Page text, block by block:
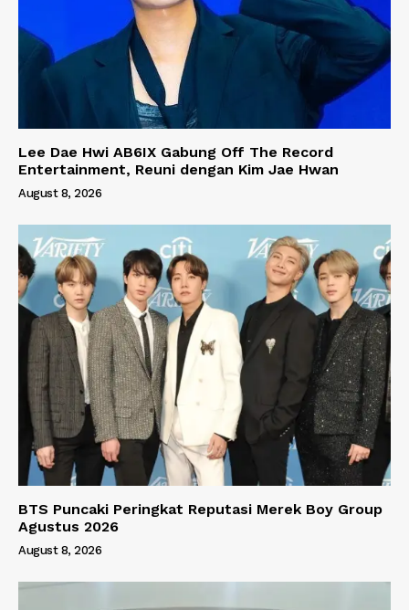
Lee Dae Hwi AB6IX Gabung Off The Record
Entertainment, Reuni dengan Kim Jae Hwan
August 8, 2026
BTS Puncaki Peringkat Reputasi Merek Boy Group
Agustus 2026
August 8, 2026